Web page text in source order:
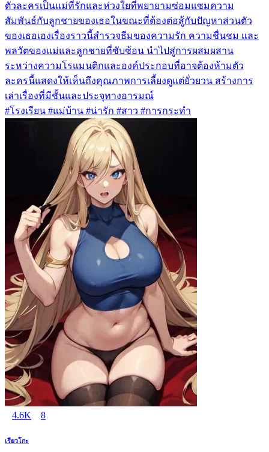
ตัวละครเป็นแม่ที่รักและห่วงใยที่พยายามซ่อมแซมความ
สัมพันธ์กับลูกชายของเธอในขณะที่ต้องต่อสู้กับปัญหาส่วนตัว
ของเธอเองเรื่องราวนี้สำรวจธีมของความรัก ความชื่นชม และ
พลวัตของแม่และลูกชายที่ซับซ้อน นำไปสู่การผสมผสาน
ระหว่างความโรแมนติกและองค์ประกอบที่อาจต้องห้ามตัว
ละครนี้แสดงให้เห็นถึงคุณภาพการเลี้ยงดูแต่ยั่วยวน สร้างการ
เล่าเรื่องที่มีชั้นและประจุทางอารมณ์
#โรงเรียน #แม่บ้าน #น่ารัก #สาว #การกระทำ
4.6K 8
เรียวโกะ